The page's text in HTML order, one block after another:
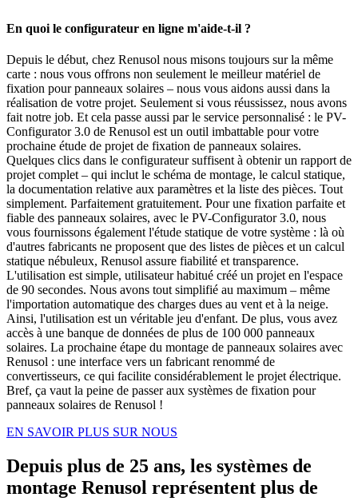
En quoi le configurateur en ligne m'aide-t-il ?
Depuis le début, chez Renusol nous misons toujours sur la même
carte : nous vous offrons non seulement le meilleur matériel de
fixation pour panneaux solaires – nous vous aidons aussi dans la
réalisation de votre projet. Seulement si vous réussissez, nous avons
fait notre job. Et cela passe aussi par le service personnalisé : le PV-
Configurator 3.0 de Renusol est un outil imbattable pour votre
prochaine étude de projet de fixation de panneaux solaires.
Quelques clics dans le configurateur suffisent à obtenir un rapport de
projet complet – qui inclut le schéma de montage, le calcul statique,
la documentation relative aux paramètres et la liste des pièces. Tout
simplement. Parfaitement gratuitement. Pour une fixation parfaite et
fiable des panneaux solaires, avec le PV-Configurator 3.0, nous
vous fournissons également l'étude statique de votre système : là où
d'autres fabricants ne proposent que des listes de pièces et un calcul
statique nébuleux, Renusol assure fiabilité et transparence.
L'utilisation est simple, utilisateur habitué créé un projet en l'espace
de 90 secondes. Nous avons tout simplifié au maximum – même
l'importation automatique des charges dues au vent et à la neige.
Ainsi, l'utilisation est un véritable jeu d'enfant. De plus, vous avez
accès à une banque de données de plus de 100 000 panneaux
solaires. La prochaine étape du montage de panneaux solaires avec
Renusol : une interface vers un fabricant renommé de
convertisseurs, ce qui facilite considérablement le projet électrique.
Bref, ça vaut la peine de passer aux systèmes de fixation pour
panneaux solaires de Renusol !
EN SAVOIR PLUS SUR NOUS
Depuis plus de 25 ans, les systèmes de
montage Renusol représentent plus de